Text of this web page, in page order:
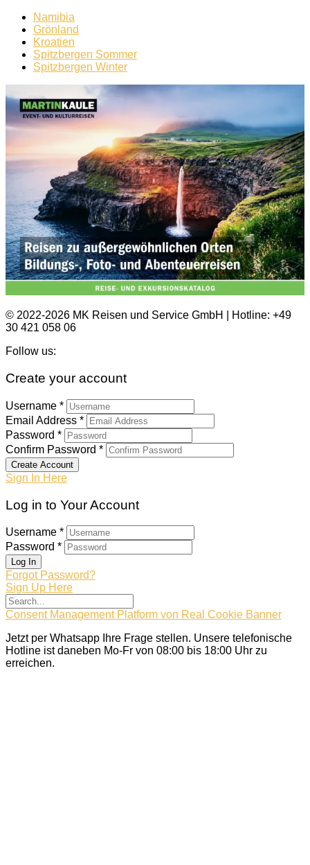
Namibia
Grönland
Kroatien
Spitzbergen Sommer
Spitzbergen Winter
© 2022-2026 MK Reisen und Service GmbH | Hotline: +49
30 421 058 06
Follow us:
Create your account
Username *
Email Address *
Password *
Confirm Password *
Create Account
Sign In Here
Log in to Your Account
Username *
Password *
Log In
Forgot Password?
Sign Up Here
Consent Management Platform von Real Cookie Banner
Jetzt per Whatsapp Ihre Frage stellen. Unsere telefonische
Hotline ist daneben Mo-Fr von 08:00 bis 18:00 Uhr zu
erreichen.